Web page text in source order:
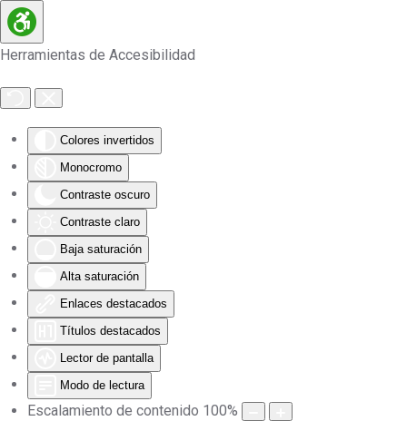
Herramientas de Accesibilidad
Colores invertidos
Monocromo
Contraste oscuro
Contraste claro
Baja saturación
Alta saturación
Enlaces destacados
Títulos destacados
Lector de pantalla
Modo de lectura
Escalamiento de contenido 100%
Skip to main content